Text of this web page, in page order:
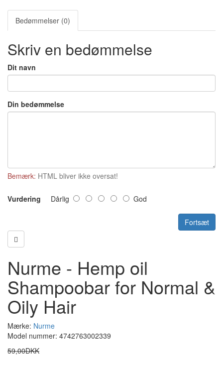
Bedømmelser (0)
Skriv en bedømmelse
Dit navn
Din bedømmelse
Bemærk: HTML bliver ikke oversat!
Vurdering Dårlig God
Fortsæt
Nurme - Hemp oil
Shampoobar for Normal &
Oily Hair
Mærke: Nurme
Model nummer: 4742763002339
59,00DKK